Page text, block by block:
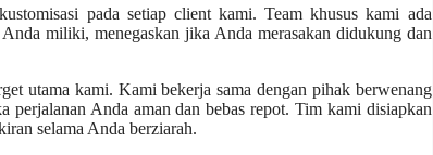
pada setiap client kami. Team khusus kami ada
miliki, menegaskan jika Anda merasakan didukung dan
utama kami. Kami bekerja sama dengan pihak berwenang
perjalanan Anda aman dan bebas repot. Tim kami disiapkan
selama Anda berziarah.